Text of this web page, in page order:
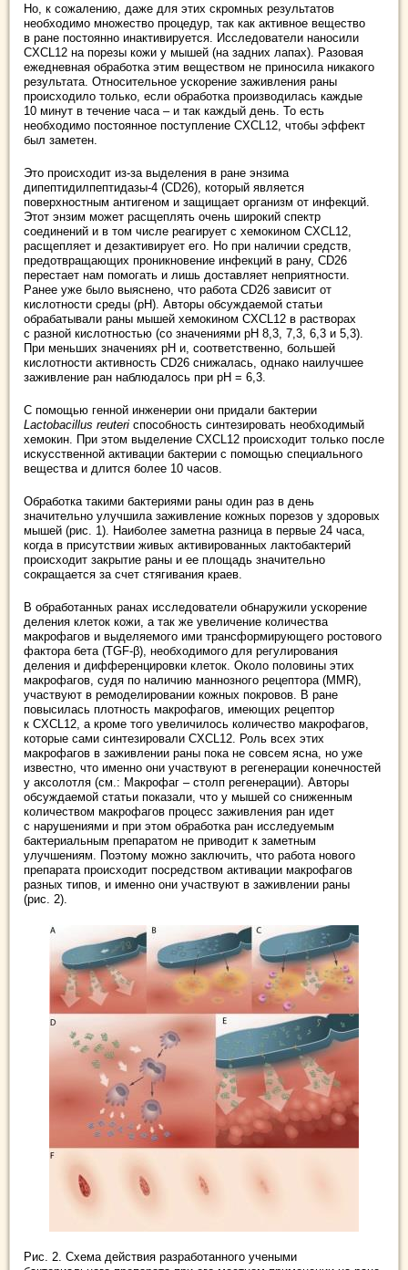
Но, к сожалению, даже для этих скромных результатов
необходимо множество процедур, так как активное вещество
в ране постоянно инактивируется. Исследователи наносили
CXCL12 на порезы кожи у мышей (на задних лапах). Разовая
ежедневная обработка этим веществом не приносила никакого
результата. Относительное ускорение заживления раны
происходило только, если обработка производилась каждые
10 минут в течение часа – и так каждый день. То есть
необходимо постоянное поступление CXCL12, чтобы эффект
был заметен.
Это происходит из-за выделения в ране энзима
дипептидилпептидазы-4 (CD26), который является
поверхностным антигеном и защищает организм от инфекций.
Этот энзим может расщеплять очень широкий спектр
соединений и в том числе реагирует с хемокином CXCL12,
расщепляет и дезактивирует его. Но при наличии средств,
предотвращающих проникновение инфекций в рану, CD26
перестает нам помогать и лишь доставляет неприятности.
Ранее уже было выяснено, что работа CD26 зависит от
кислотности среды (pH). Авторы обсуждаемой статьи
обрабатывали раны мышей хемокином CXCL12 в растворах
с разной кислотностью (со значениями pH 8,3, 7,3, 6,3 и 5,3).
При меньших значениях pH и, соответственно, большей
кислотности активность CD26 снижалась, однако наилучшее
заживление ран наблюдалось при pH = 6,3.
С помощью генной инженерии они придали бактерии
Lactobacillus reuteri способность синтезировать необходимый
хемокин. При этом выделение CXCL12 происходит только после
искусственной активации бактерии с помощью специального
вещества и длится более 10 часов.
Обработка такими бактериями раны один раз в день
значительно улучшила заживление кожных порезов у здоровых
мышей (рис. 1). Наиболее заметна разница в первые 24 часа,
когда в присутствии живых активированных лактобактерий
происходит закрытие раны и ее площадь значительно
сокращается за счет стягивания краев.
В обработанных ранах исследователи обнаружили ускорение
деления клеток кожи, а так же увеличение количества
макрофагов и выделяемого ими трансформирующего ростового
фактора бета (TGF-β), необходимого для регулирования
деления и дифференцировки клеток. Около половины этих
макрофагов, судя по наличию маннозного рецептора (MMR),
участвуют в ремоделировании кожных покровов. В ране
повысилась плотность макрофагов, имеющих рецептор
к CXCL12, а кроме того увеличилось количество макрофагов,
которые сами синтезировали CXCL12. Роль всех этих
макрофагов в заживлении раны пока не совсем ясна, но уже
известно, что именно они участвуют в регенерации конечностей
у аксолотля (см.: Макрофаг – столп регенерации). Авторы
обсуждаемой статьи показали, что у мышей со сниженным
количеством макрофагов процесс заживления ран идет
с нарушениями и при этом обработка ран исследуемым
бактериальным препаратом не приводит к заметным
улучшениям. Поэтому можно заключить, что работа нового
препарата происходит посредством активации макрофагов
разных типов, и именно они участвуют в заживлении раны
(рис. 2).
Рис. 2. Схема действия разработанного учеными